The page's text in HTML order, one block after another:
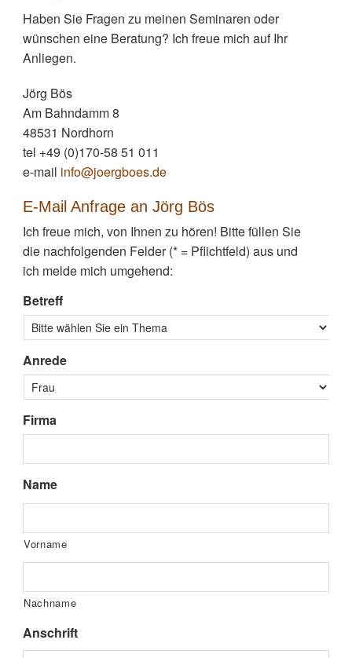
Haben Sie Fragen zu meinen Seminaren oder
wünschen eine Beratung? Ich freue mich auf Ihr
Anliegen.
Jörg Bös
Am Bahndamm 8
48531 Nordhorn
tel +49 (0)170-58 51 011
e-mail info@joergboes.de
E-Mail Anfrage an Jörg Bös
Ich freue mich, von Ihnen zu hören! Bitte füllen Sie
die nachfolgenden Felder (* = Pflichtfeld) aus und
ich melde mich umgehend:
Betreff
Anrede
Firma
Name
Vorname
Nachname
Anschrift